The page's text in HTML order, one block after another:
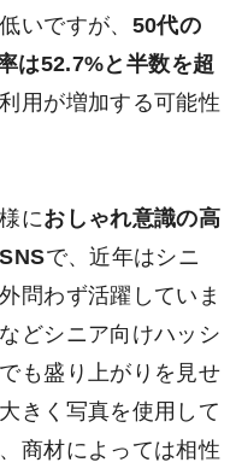
いですが、 50代の
は52.7%と半数を超
用が増加する可能性
におしゃれ意識の高
で、近年はシニ
問わず活躍していま
どシニア向けハッシ
も盛り上がりを見せ
きく写真を使用して
商材によっては相性